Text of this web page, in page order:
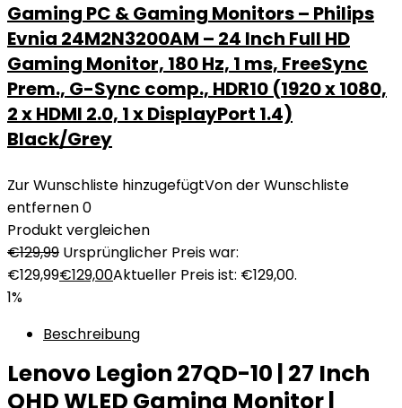
Gaming PC & Gaming Monitors – Philips
Evnia 24M2N3200AM – 24 Inch Full HD
Gaming Monitor, 180 Hz, 1 ms, FreeSync
Prem., G-Sync comp., HDR10 (1920 x 1080,
2 x HDMI 2.0, 1 x DisplayPort 1.4)
Black/Grey
Zur Wunschliste hinzugefügtVon der Wunschliste
entfernen0
Produkt vergleichen
€129,99 Ursprünglicher Preis war:
€129,99€129,00Aktueller Preis ist: €129,00.
1%
Beschreibung
Lenovo Legion 27QD-10 | 27 Inch
QHD WLED Gaming Monitor |